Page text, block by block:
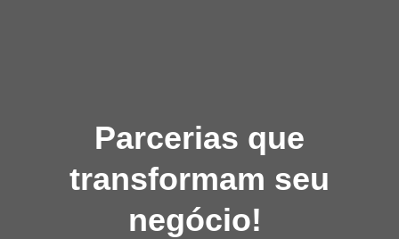
Parcerias que
transformam seu
negócio!